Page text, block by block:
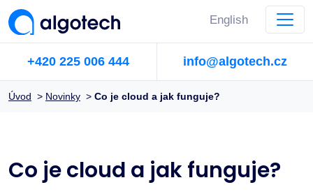
English
+420 225 006 444 info@algotech.cz
Úvod > Novinky > Co je cloud a jak funguje?
Co je cloud a jak funguje?